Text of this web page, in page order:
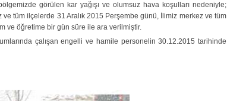
görülen kar yağışı ve olumsuz hava koşulları nedeniyle;
tüm ilçelerde 31 Aralık 2015 Perşembe günü, İlimiz merkez ve tüm
ve öğretime bir gün süre ile ara verilmiştir.
çalışan engelli ve hamile personelin 30.12.2015 tarihinde